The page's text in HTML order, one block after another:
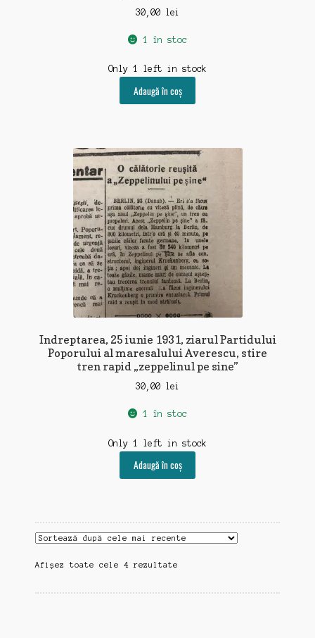
30,00 lei
1 în stoc
Only 1 left in stock
Adaugă în coș
Indreptarea, 25 iunie 1931, ziarul Partidului
Poporului al maresalului Averescu, stire
tren rapid „zeppelinul pe sine”
30,00 lei
1 în stoc
Only 1 left in stock
Adaugă în coș
Afișez toate cele 4 rezultateSortat
cele